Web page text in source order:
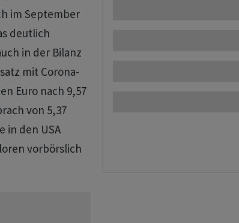
im September
deutlich
in der Bilanz
mit Corona-
Euro nach 9,57
von 5,37
in den USA
vorbörslich